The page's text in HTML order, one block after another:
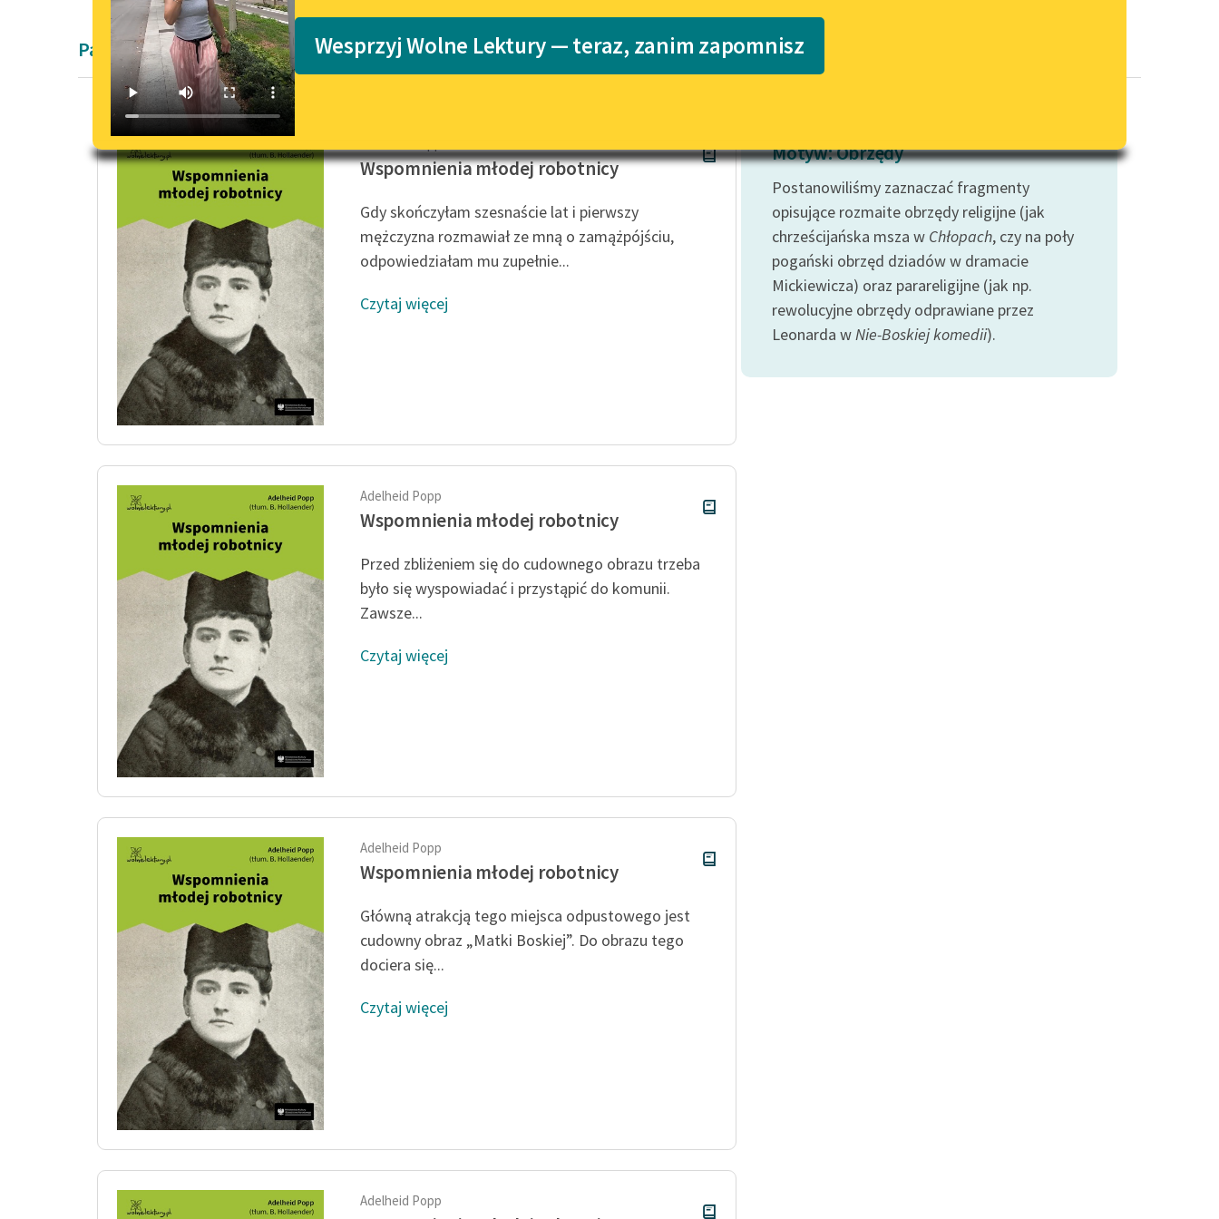
Lektury szkolne i klasyka
literatury do słuchania dla
E-kolekcja lektur szkolnych i
literatury do słuchania dla
uczennic i uczniów z
niepełnosprawnościami
Feministyczne inspiracje.
Popularyzacja skandynawskiej
literatury feministycznej
Katalog
Katalog w formacie PDF
wrażliwych
Deklaracja dostępności
Wesprzyj Wolne Lektury — teraz, zanim zapomnisz
Pamiętnik Adelheid Popp
Wspomnienia młodej robotnicy
Gdy skończyłam szesnaście lat i pierwszy
mężczyzna rozmawiał ze mną o zamążpójściu,
odpowiedziałam mu zupełnie...
Czytaj więcej
Adelheid Popp
Wspomnienia młodej robotnicy
Przed zbliżeniem się do cudownego obrazu trzeba
było się wyspowiadać i przystąpić do komunii.
Zawsze...
Czytaj więcej
Adelheid Popp
Wspomnienia młodej robotnicy
Główną atrakcją tego miejsca odpustowego jest
cudowny obraz „Matki Boskiej”. Do obrazu tego
dociera się...
Czytaj więcej
Adelheid Popp
Motyw: Obrzędy
Postanowiliśmy zaznaczać fragmenty
opisujące rozmaite obrzędy religijne (jak
chrześcijańska msza w Chłopach, czy na poły
pogański obrzęd dziadów w dramacie
Mickiewicza) oraz parareligijne (jak np.
rewolucyjne obrzędy odprawiane przez
Leonarda wNie-Boskiej komedii).